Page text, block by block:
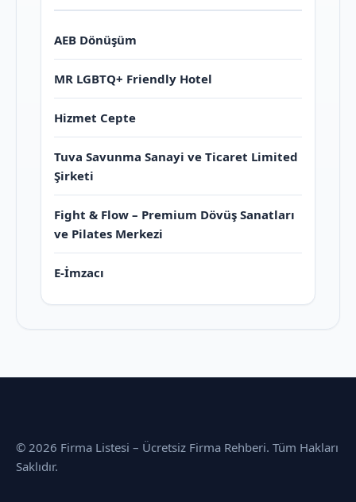
AEB Dönüşüm
MR LGBTQ+ Friendly Hotel
Hizmet Cepte
Tuva Savunma Sanayi ve Ticaret Limited
Şirketi
Fight & Flow – Premium Dövüş Sanatları
ve Pilates Merkezi
E-İmzacı
© 2026 Firma Listesi – Ücretsiz Firma Rehberi. Tüm Hakları
Saklıdır.